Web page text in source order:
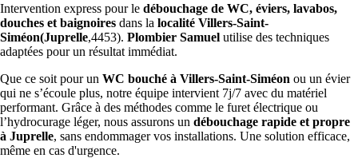
Intervention express pour le débouchage de WC, éviers, lavabos,
douches et baignoires dans la localité Villers-Saint-
Siméon(Juprelle,4453). Plombier Samuel utilise des techniques
adaptées pour un résultat immédiat.
Que ce soit pour un WC bouché à Villers-Saint-Siméon ou un évier
qui ne s’écoule plus, notre équipe intervient 7j/7 avec du matériel
performant. Grâce à des méthodes comme le furet électrique ou
l’hydrocurage léger, nous assurons un débouchage rapide et propre
à Juprelle, sans endommager vos installations. Une solution efficace,
même en cas d'urgence.